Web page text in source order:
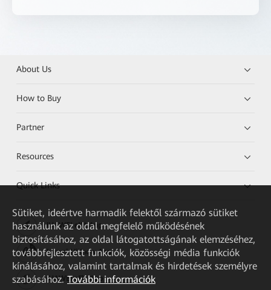
About Us
How to Buy
Partner
Resources
Quick Links
HUAWEI eKit App
Huawei HiKnow App
HUAWEI eFly App
Sütiket, ideértve harmadik felektől származó sütiket
használunk az oldal megfelelő működésének
biztosításához, az oldal látogatottságának elemzéséhez,
továbbfejlesztett funkciók, közösségi média funkciók
kínálásához, valamint tartalmak és hirdetések személyre
szabásához. További információk